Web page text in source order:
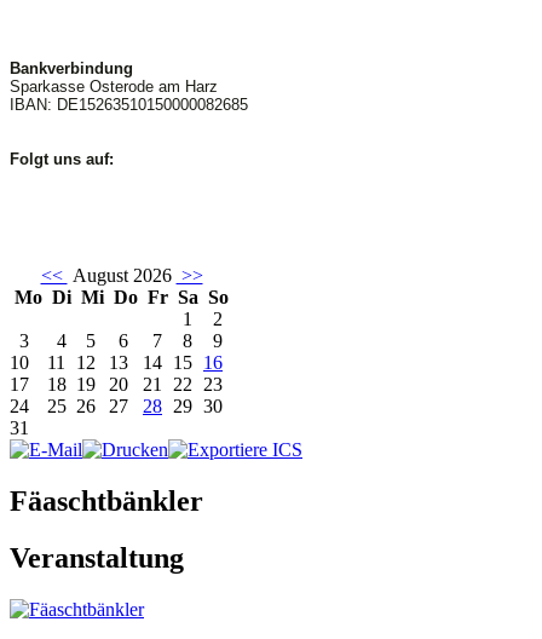
Bankverbindung
Sparkasse Osterode am Harz
IBAN: DE15263510150000082685
Folgt uns auf:
<< August 2026 >>
Mo Di Mi Do Fr Sa So
1
2
3
4 5 6 7 8
9
10
11 12 13 14 15 16
17
18 19 20 21 22 23
24
25 26 27 28 29 30
31
Fäaschtbänkler
Veranstaltung